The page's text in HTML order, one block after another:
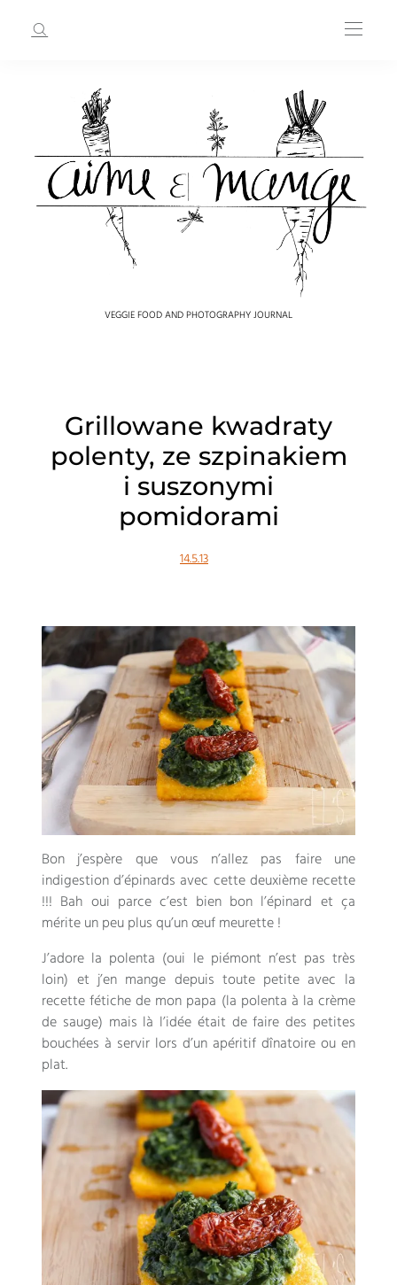
VEGGIE FOOD AND PHOTOGRAPHY JOURNAL
Grillowane kwadraty
polenty, ze szpinakiem
i suszonymi
pomidorami
14.5.13
Bon j’espère que vous n’allez pas faire une
indigestion d’épinards avec cette deuxième recette
!!! Bah oui parce c’est bien bon l’épinard et ça
mérite un peu plus qu’un œuf meurette!
J’adore la polenta (oui le piémont n’est pas très
loin) et j’en mange depuis toute petite avec la
recette fétiche de mon papa (la polenta à la crème
de sauge) mais là l’idée était de faire des petites
bouchées à servir lors d’un apéritif dînatoire ou en
plat.